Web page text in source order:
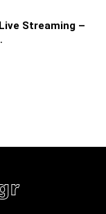
Streaming –